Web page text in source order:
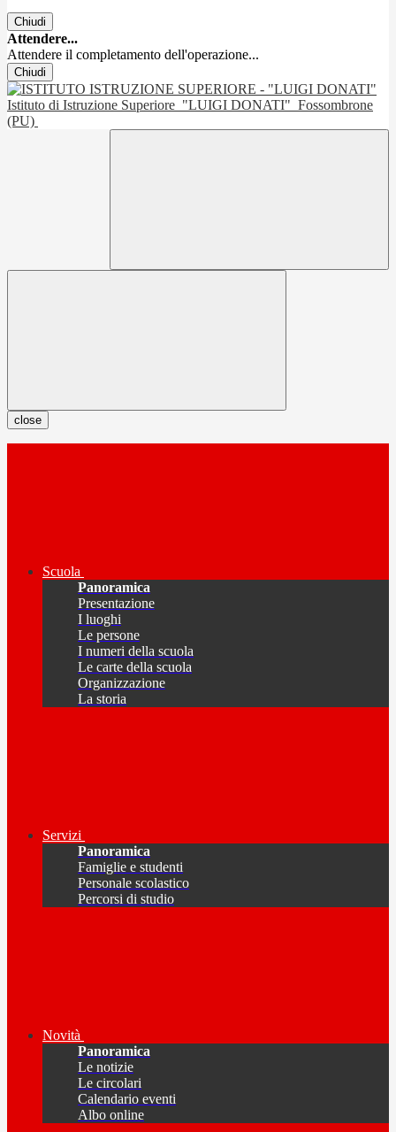
Chiudi
Attendere...
Attendere il completamento dell'operazione...
Chiudi
Istituto di Istruzione Superiore "LUIGI DONATI" Fossombrone
(PU)
close
Scuola
Panoramica
Presentazione
I luoghi
Le persone
I numeri della scuola
Le carte della scuola
Organizzazione
La storia
Servizi
Panoramica
Famiglie e studenti
Personale scolastico
Percorsi di studio
Novità
Panoramica
Le notizie
Le circolari
Calendario eventi
Albo online